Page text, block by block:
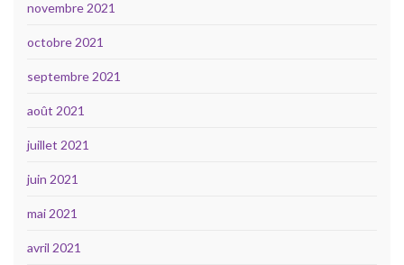
novembre 2021
octobre 2021
septembre 2021
août 2021
juillet 2021
juin 2021
mai 2021
avril 2021